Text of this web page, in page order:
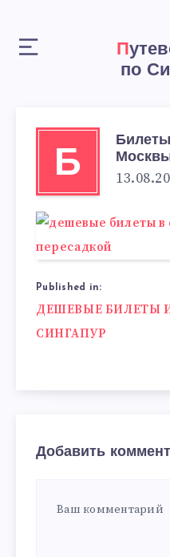
Путеводитель
по
Б
Published in:
Навигация
по
ДЕШЕВЫЕ БИЛЕТЫ
СИНГАПУР
Добавить